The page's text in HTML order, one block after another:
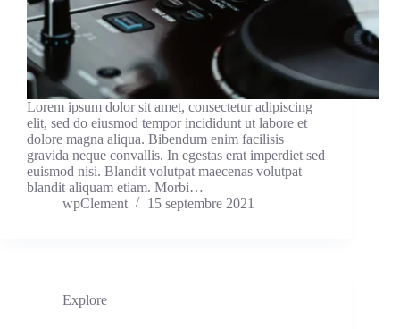
Lorem ipsum dolor sit amet, consectetur adipiscing
elit, sed do eiusmod tempor incididunt ut labore et
dolore magna aliqua. Bibendum enim facilisis
gravida neque convallis. In egestas erat imperdiet sed
euismod nisi. Blandit volutpat maecenas volutpat
blandit aliquam etiam. Morbi…
wpClement
15 septembre 2021
Explore